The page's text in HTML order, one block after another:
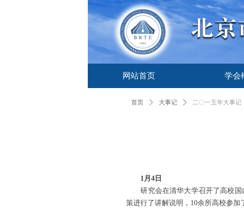
网站首页
网站首页
学会
学会
首页 ꄲ 大事记 ꄲ 二〇一五年大事记
1月4日
研究会在清华大学召开了高校国
策进行了讲解说明，10余所高校参加